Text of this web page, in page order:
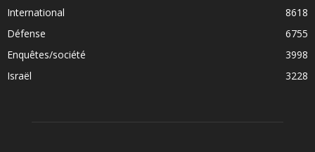
International
8618
Défense
6755
Enquêtes/société
3998
Israël
3228